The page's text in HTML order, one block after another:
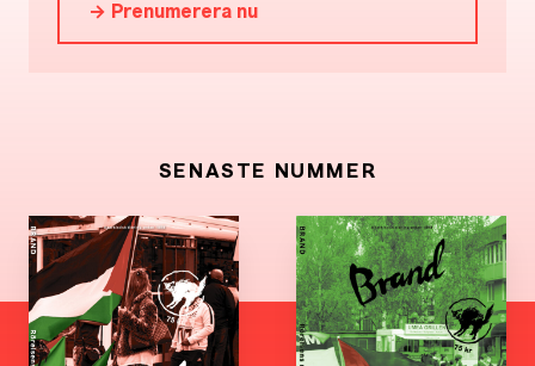
→ Prenumerera nu
SENASTE NUMMER